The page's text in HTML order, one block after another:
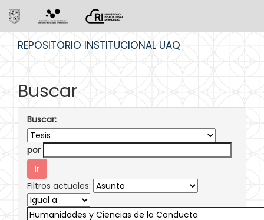
REPOSITORIO INSTITUCIONAL UAQ
Buscar
Buscar:
por
Filtros actuales: